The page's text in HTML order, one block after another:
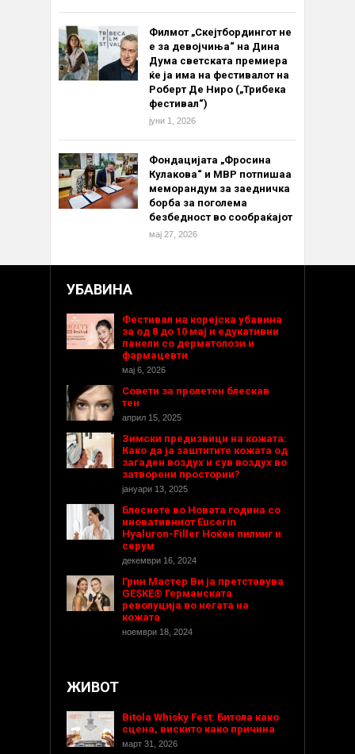
Филмот „Скејтбордингот не
е за девојчиња“ на Дина
Дума светската премиера
ќе ја има на фестивалот на
Роберт Де Ниро („Трибека
фестивал“)
јуни 1, 2026
Фондацијата „Фросина
Кулакова“ и МВР потпишаа
меморандум за заедничка
борба за поголема
безбедност во сообраќајот
мај 27, 2026
УБАВИНА
Фестивал на корејска убавина
за од 8 до 10 мај и едукативни
панели со дерматолози и
фармацевти
мај 6, 2026
Совети за пролетен блескав
тен
април 15, 2025
Зимски предизвици на кожата:
Како да ја заштитите кожата од
загаден воздух и сув воздух во
затворени простории?
јануари 13, 2025
Блеснете во Новата година со
иновативниот Eucerin
Hyaluron-Filler Ноќен пилинг и
серум
декември 16, 2024
Грин Мастер Ви ја претставува
GESKE® Германската
револуција во негата на
кожата
ноември 18, 2024
ЖИВОТ
Bitola Whisky Fest: Битола како
сцена, вискито како причина
март 31, 2026